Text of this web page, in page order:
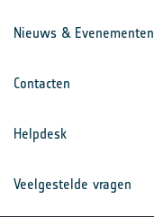
Nieuws & Evenementen
Contacten
Helpdesk
Veelgestelde vragen